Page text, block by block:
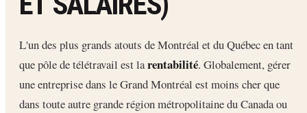
L'un des plus grands atouts de Montréal et du Québec en tant
que pôle de télétravail est larentabilité. Globalement, gérer
une entreprise dans le Grand Montréal est moins cher que
dans toute autre grande région métropolitaine du Canada ou